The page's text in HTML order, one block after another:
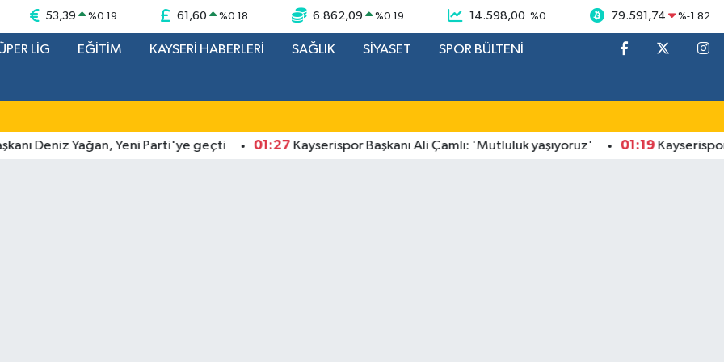
53,39 %0.19 61,60 %0.18 6.862,09 %0.19 14.598,00 %0 79.591,74 %-1.82
LİG EĞİTİM KAYSERİ HABERLERİ SAĞLIK SİYASET SPOR BÜLTENİ
Deniz Yağan, Yeni Parti'ye geçti 01:27Kayserispor Başkanı Ali Çamlı: 'Mutluluk yaşıyoruz' 01:19Kayserispor